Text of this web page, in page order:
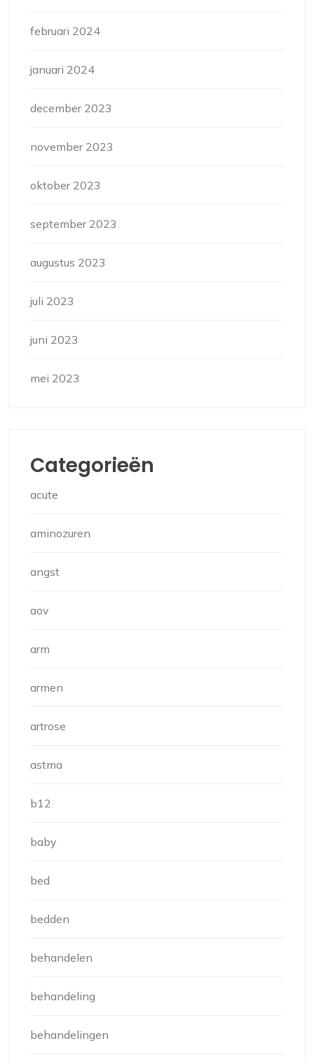
februari 2024
januari 2024
december 2023
november 2023
oktober 2023
september 2023
augustus 2023
juli 2023
juni 2023
mei 2023
Categorieën
acute
aminozuren
angst
aov
arm
armen
artrose
astma
b12
baby
bed
bedden
behandelen
behandeling
behandelingen